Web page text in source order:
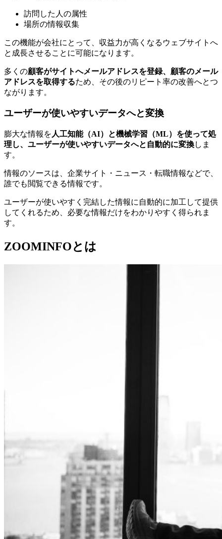
訪問した人の属性
場所の情報収集
この機能が会社にとって、収益力が高くなるウェブサイトへ
と成長させることに可能になります。
多くの顧客がサイトへメールアドレスを登録、顧客のメール
アドレスを取得するため、その後のリピート率の改善へとつ
ながります。
ユーザーが使いやすいデータへと変換
膨大な情報を 人工知能（AI）と機械学習（ML）を使って処
理し、ユーザーが使いやすいデータへと自動的に変換しま
す。
情報のソースは、企業サイト・ニュース・転職情報などで、
誰でも閲覧できる情報です。
ユーザーが使いやすく完結した情報に自動的に加工して提供
してくれるため、必要な情報だけをわかりやすく得られま
す。
ZOOMINFOとは